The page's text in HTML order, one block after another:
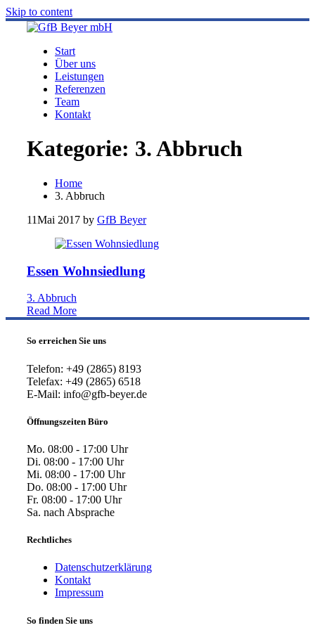
Skip to content
Start
Über uns
Leistungen
Referenzen
Team
Kontakt
Kategorie: 3. Abbruch
Home
3. Abbruch
11Mai 2017 by GfB Beyer
Essen Wohnsiedlung
3. Abbruch
Read More
So erreichen Sie uns
Telefon: +49 (2865) 8193
Telefax: +49 (2865) 6518
E-Mail: info@gfb-beyer.de
Öffnungszeiten Büro
Mo. 08:00 - 17:00 Uhr
Di. 08:00 - 17:00 Uhr
Mi. 08:00 - 17:00 Uhr
Do. 08:00 - 17:00 Uhr
Fr. 08:00 - 17:00 Uhr
Sa. nach Absprache
Rechtliches
Datenschutzerklärung
Kontakt
Impressum
So finden Sie uns